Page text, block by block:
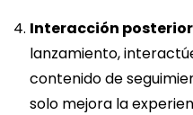
Interacción
lanzamiento,
contenido de
solo mejora la